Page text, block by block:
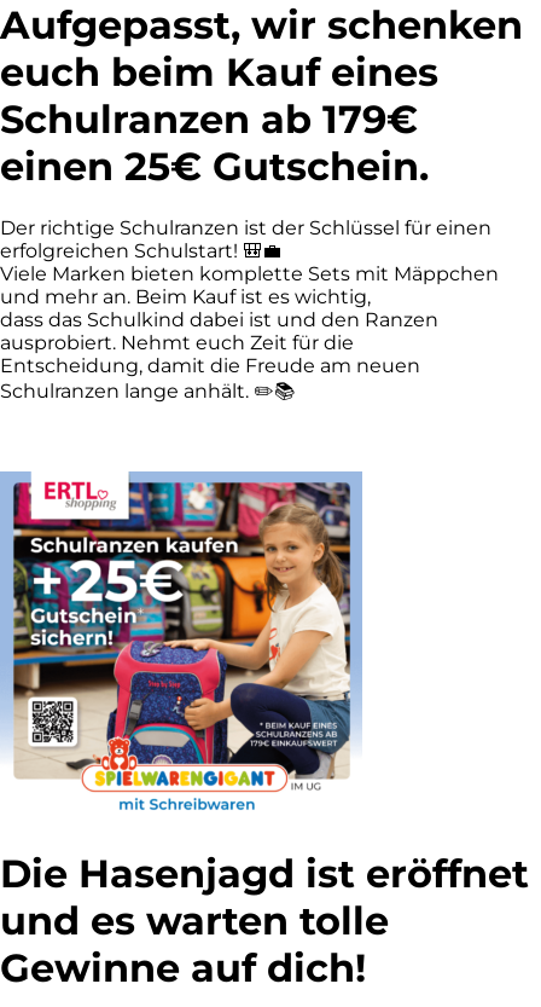
Aufgepasst, wir schenken
euch beim Kauf eines
Schulranzen ab 179€
einen 25€ Gutschein.
Der richtige Schulranzen ist der Schlüssel für einen
erfolgreichen Schulstart! 🎒💼
Viele Marken bieten komplette Sets mit Mäppchen
und mehr an. Beim Kauf ist es wichtig,
dass das Schulkind dabei ist und den Ranzen
ausprobiert. Nehmt euch Zeit für die
Entscheidung, damit die Freude am neuen
Schulranzen lange anhält. ✏️📚
Die Hasenjagd ist eröffnet
und es warten tolle
Gewinne auf dich!